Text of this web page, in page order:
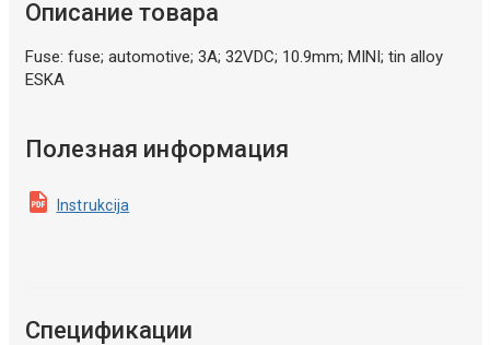
Описание товара
Fuse: fuse; automotive; 3A; 32VDC; 10.9mm; MINI; tin alloy
ESKA
Полезная информация
Instrukcija
Спецификации